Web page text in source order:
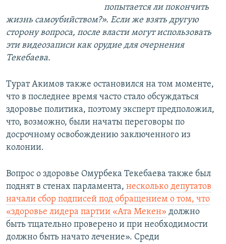
попытается ли покончить
жизнь самоубийством?». Если же взять другую
сторону вопроса, после власти могут использовать
эти видеозаписи как орудие для очернения
Текебаева.
Турат Акимов также остановился на том моменте,
что в последнее время часто стало обсуждаться
здоровье политика, поэтому эксперт предположил,
что, возможно, были начаты переговоры по
досрочному освобождению заключенного из
колонии.
Вопрос о здоровье Омурбека Текебаева также был
поднят в стенах парламента, несколько депутатов
начали сбор подписей под обращением о том, что
«здоровье лидера партии «Ата Мекен» должно
быть тщательно проверено и при необходимости
должно быть начато лечение». Среди